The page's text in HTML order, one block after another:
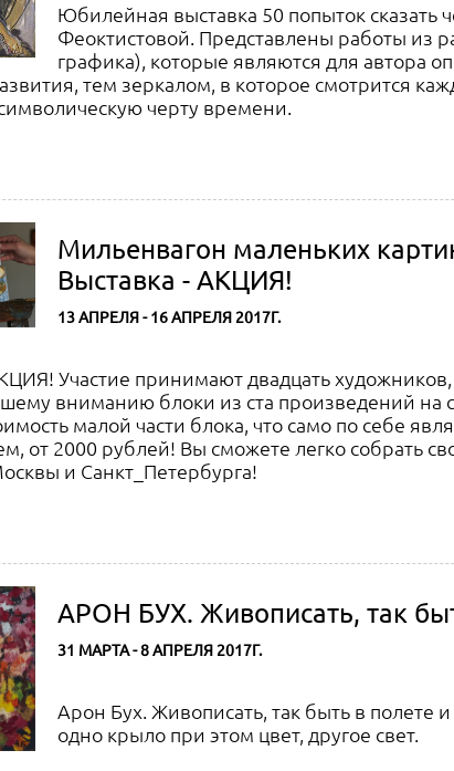
Юбилейная выставка 50 попыток сказать
Феоктистовой. Представлены работы из
графика), которые являются для автора
тем зеркалом, в которое смотрится
черту времени.
Мильенвагон маленьких
Выставка - АКЦИЯ!
13 АПРЕЛЯ - 16 АПРЕЛЯ 2017Г.
Участие принимают двадцать
вниманию блоки из ста произведений на
малой части блока, что само по себе
от 2000 рублей! Вы сможете легко собрать
и Санкт_Петербурга!
АРОН БУХ. Живописать, так
31 МАРТА - 8 АПРЕЛЯ 2017Г.
Арон Бух. Живописать, так быть в полете
одно крыло при этом цвет, другое свет.